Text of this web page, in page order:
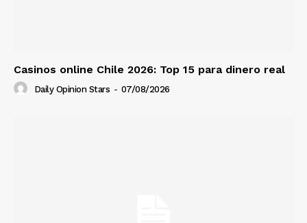
Casinos online Chile 2026: Top 15 para dinero real
Daily Opinion Stars - 07/08/2026